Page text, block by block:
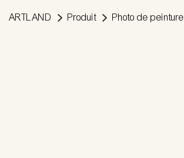
ARTLAND Produit Photo de peinture